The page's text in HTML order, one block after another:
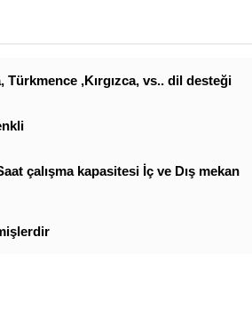
,Kırgızca, vs.. dil desteği
çalışma kapasitesi İç ve Dış mekan